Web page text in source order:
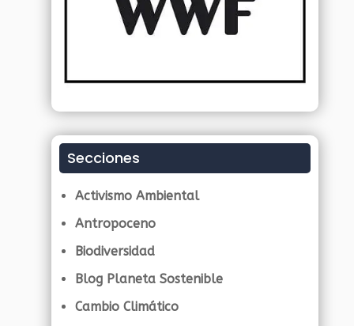
Secciones
Activismo Ambiental
Antropoceno
Biodiversidad
Blog Planeta Sostenible
Cambio Climático